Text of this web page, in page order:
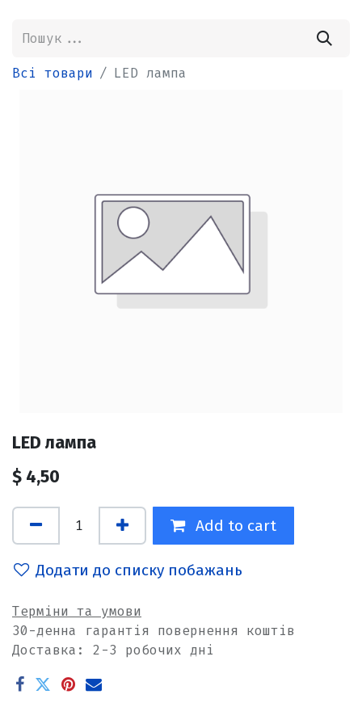
Всі товари LED лампа
LED лампа
$ 4,50
Add to cart
Додати до списку побажань
Терміни та умови
30-денна гарантія повернення коштів
Доставка: 2-3 робочих дні